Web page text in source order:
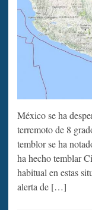
México se ha
terremoto de 8
temblor se ha
ha hecho temblar
habitual en estas
alerta de […]